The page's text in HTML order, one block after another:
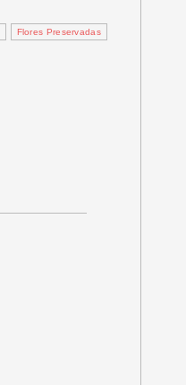
Flores Preservadas